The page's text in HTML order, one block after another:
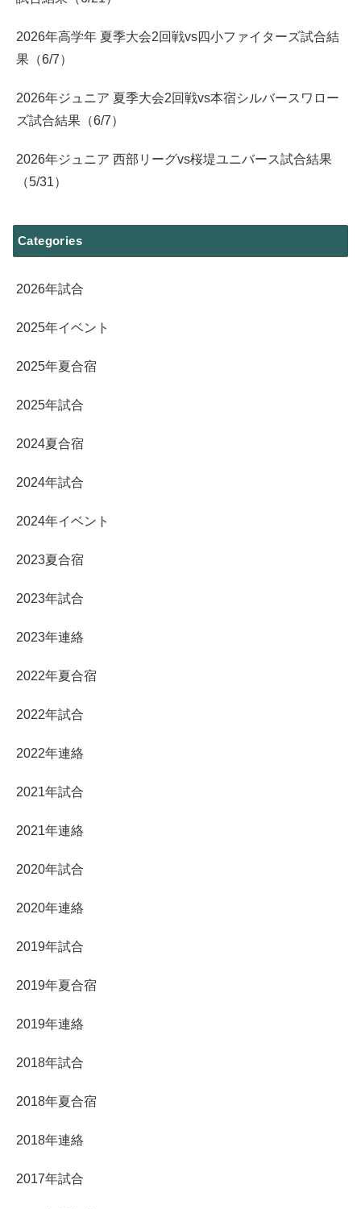
2026年高学年 夏季大会2回戦vs四小ファイターズ試合結
果（6/7）
2026年ジュニア 夏季大会2回戦vs本宿シルバースワロー
ズ試合結果（6/7）
2026年ジュニア 西部リーグvs桜堤ユニバース試合結果
（5/31）
Categories
2026年試合
2025年イベント
2025年夏合宿
2025年試合
2024夏合宿
2024年試合
2024年イベント
2023夏合宿
2023年試合
2023年連絡
2022年夏合宿
2022年試合
2022年連絡
2021年試合
2021年連絡
2020年試合
2020年連絡
2019年試合
2019年夏合宿
2019年連絡
2018年試合
2018年夏合宿
2018年連絡
2017年試合